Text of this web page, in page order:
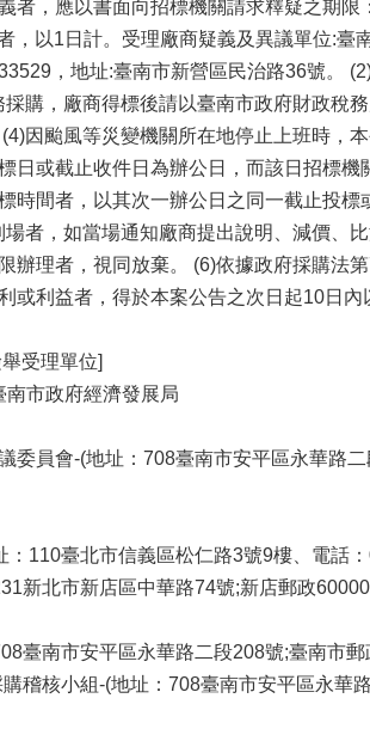
者，應以書面向招標機關請求釋疑之期
，以1日計。受理廠商疑義及異議單位:臺
，地址:臺南市新營區民治路36號。
購，廠商得標後請以臺南市政府財政稅
因颱風等災變機關所在地停止上班時，
日或截止收件日為辦公日，而該日招標
時間者，以其次一辦公日之同一截止投
者，如當場通知廠商提出說明、減價、
辦理者，視同放棄。 (6)依據政府採購法
或利益者，得於本案公告之次日起10日
受理單位]
南市政府經濟發展局
委員會-(地址：708臺南市安平區永華路
：110臺北市信義區松仁路3號9樓、電話
新北市新店區中華路74號;新店郵政
臺南市安平區永華路二段208號;臺南市
稽核小組-(地址：708臺南市安平區永華